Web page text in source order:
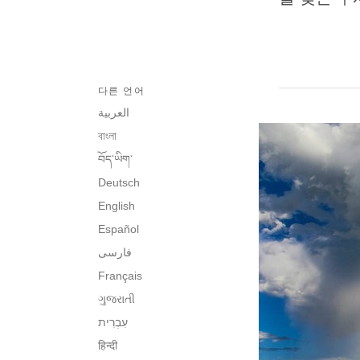
다른 언어
العربية
বাংলা
བོད་ཡིག་
Deutsch
English
Español
فارسی
Français
ગુજરાતી
हिन्दी